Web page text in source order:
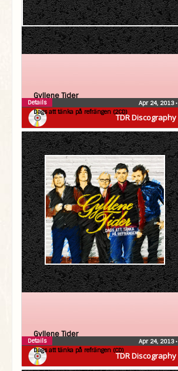
TDR Discography
Gyllene Tider
Dags att tänka på refrängen (2CD)
Apr 24, 2013•
Details
TDR Discography
Gyllene Tider
Dags att tänka på refrängen (CD)
Apr 24, 2013•
Details